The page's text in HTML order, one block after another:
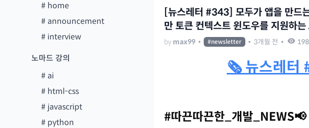
# home
# announcement
# interview
노마드 강의
# ai
# html-css
# javascript
# python
[뉴스레터 #343] 모두가 앱을 만드
만 토큰 컨텍스트 윈도우를 지원하
by max99 • #newsletter • 3개월 전 • 198
🗞 뉴스레터
#따끈따끈한_개발_NEWS📢